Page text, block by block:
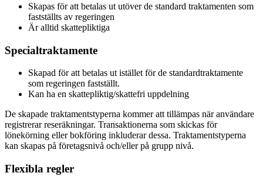
Skapas för att betalas ut utöver de standard traktamenten som
fastställts av regeringen
Är alltid skattepliktiga
Specialtraktamente
Skapad för att betalas ut istället för de standardtraktamente
som regeringen fastställt.
Kan ha en skattepliktig/skattefri uppdelning
De skapade traktamentstyperna kommer att tillämpas när användare
registrerar reseräkningar. Transaktionerna som skickas för
lönekörning eller bokföring inkluderar dessa. Traktamentstyperna
kan skapas på företagsnivå och/eller på grupp nivå.
Flexibla regler